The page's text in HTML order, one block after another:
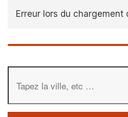
Erreur lors du chargement